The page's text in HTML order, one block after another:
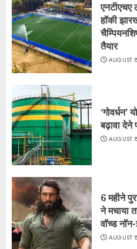
एनटीएचए
हॉकी
तैयार
AUGUST
बढ़ावा
AUGUST
6 महीने
ने मचाया
वॉच्ड
AUGUST